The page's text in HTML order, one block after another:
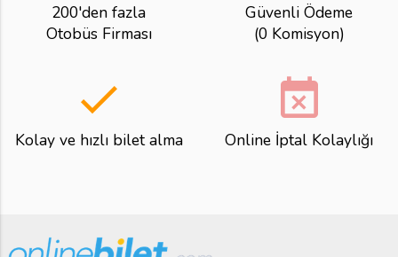
200'den fazla
Otobüs Firması
Güvenli Ödeme
(0 Komisyon)
done
Kolay ve hızlı bilet alma
event_busy
Online İptal Kolaylığı